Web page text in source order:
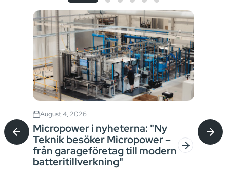
August 4, 2026
Micropower i nyheterna: "Ny
Teknik besöker Micropower –
från garageföretag till modern
batteritillverkning"